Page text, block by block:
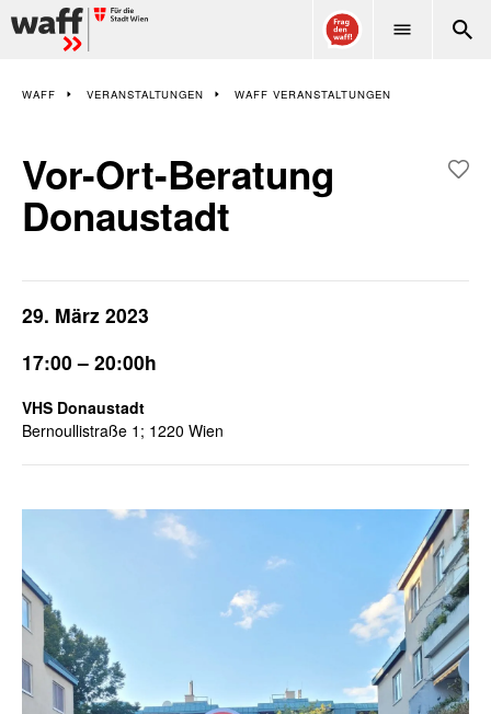
WAFF VERANSTALTUNGEN WAFF VERANSTALTUNGEN
Vor-Ort-Beratung
Donaustadt
29. März 2023
17:00 – 20:00h
VHS Donaustadt
Bernoullistraße 1; 1220 Wien